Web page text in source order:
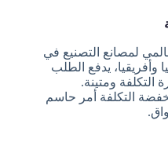
لمصانع التصنيع في
وأفريقيا، يدفع الطلب
ومتينة.
التكلفة أمر حاسم